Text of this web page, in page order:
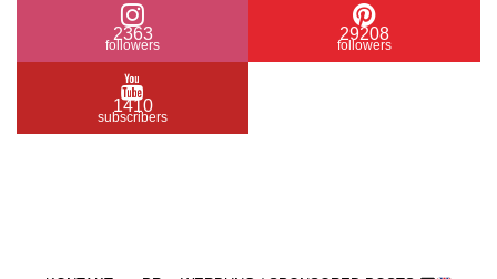
2363
followers
29208
followers
1410
subscribers